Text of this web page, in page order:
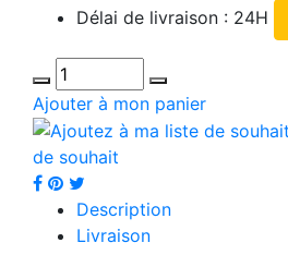
Délai de livraison : 24H
Ajouter à mon panier
de souhait
Description
Livraison